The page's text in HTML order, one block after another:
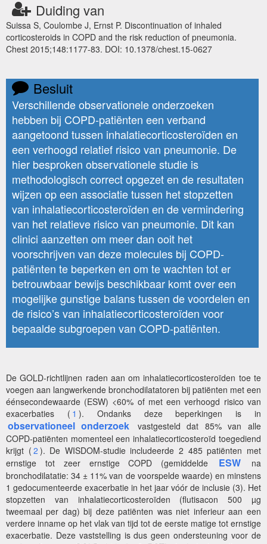
Duiding van
Suissa S, Coulombe J, Ernst P. Discontinuation of inhaled
corticosteroids in COPD and the risk reduction of pneumonia.
Chest 2015;148:1177-83. DOI: 10.1378/chest.15-0627
Besluit
Verschillende observationele onderzoeken
hebben bij COPD-patiënten een verband
aangetoond tussen inhalatiecorticosteroïden en
een verhoogd relatief risico van pneumonie. De
hier besproken observationele studie is
methodologisch correct opgezet en de resultaten
wijzen op een associatie tussen het stopzetten
van inhalatiecorticosteroïden en de vermindering
van het relatieve risico van pneumonie. Dit kan
clinici aanzetten om meer dan ooit het
voorschrijven van deze molecules bij COPD-
patiënten te beperken en om te wachten tot er
betrouwbaar bewijs beschikbaar komt over een
mogelijke gunstige balans tussen de voordelen en
de risico’s van inhalatiecorticosteroïden voor
bepaalde subgroepen van COPD-patiënten.
De GOLD-richtlijnen raden aan om inhalatiecorticosteroïden toe te
voegen aan langwerkende bronchodilatatoren bij patiënten met een
éénsecondewaarde (ESW) <60% of met een verhoogd risico van
exacerbaties ( 1 ). Ondanks deze beperkingen is in
observationeel onderzoek
vastgesteld dat 85% van alle
COPD-patiënten momenteel een inhalatiecorticosteroïd toegediend
krijgt ( 2 ). De WISDOM-studie includeerde 2 485 patiënten met
ernstige tot zeer ernstige COPD (gemiddelde
ESW
na
bronchodilatatie: 34 ± 11% van de voorspelde waarde) en minstens
1 gedocumenteerde exacerbatie in het jaar vóór de inclusie (3). Het
stopzetten van inhalatiecorticosteroïden (flutisacon 500 µg
tweemaal per dag) bij deze patiënten was niet inferieur aan een
verdere inname op het vlak van tijd tot de eerste matige tot ernstige
exacerbatie. Deze vaststelling is dus geen ondersteuning voor de